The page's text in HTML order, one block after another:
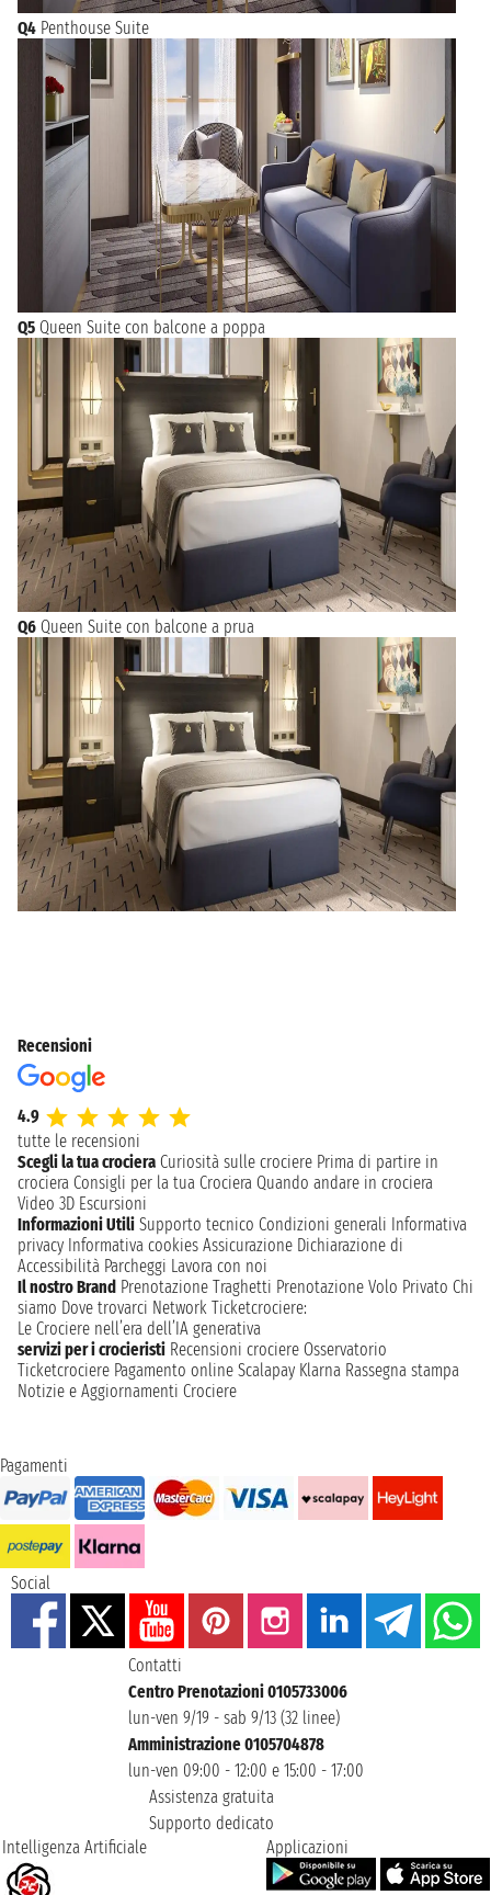
Q4 Penthouse Suite
Q5 Queen Suite con balcone a poppa
Q6 Queen Suite con balcone a prua
Recensioni
4.9
tutte le recensioni
Scegli la tua crociera Curiosità sulle crociere Prima di partire in
crociera Consigli per la tua Crociera Quando andare in crociera
Video 3D Escursioni
Informazioni Utili Supporto tecnico Condizioni generali Informativa
privacy Informativa cookies Assicurazione Dichiarazione di
Accessibilità Parcheggi Lavora con noi
Il nostro Brand Prenotazione Traghetti Prenotazione Volo Privato Chi
siamo Dove trovarci Network Ticketcrociere:
Le Crociere nell’era dell’IA generativa
servizi per i crocieristi Recensioni crociere Osservatorio
Ticketcrociere Pagamento online Scalapay Klarna Rassegna stampa
Notizie e Aggiornamenti Crociere
Pagamenti
Social
Contatti
Centro Prenotazioni 0105733006
lun-ven 9/19 - sab 9/13 (32 linee)
Amministrazione 0105704878
lun-ven 09:00 - 12:00 e 15:00 - 17:00
Assistenza gratuita
Supporto dedicato
Intelligenza Artificiale
Applicazioni